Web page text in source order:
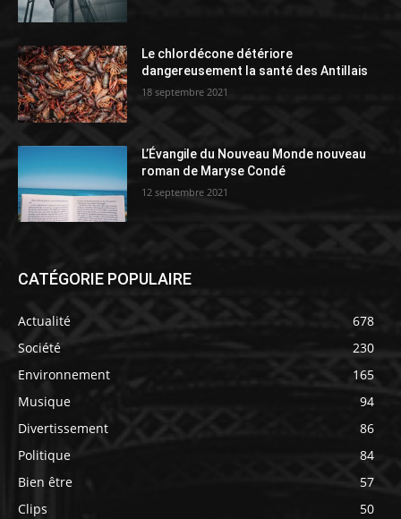
Le chlordécone détériore
dangereusement la santé des Antillais
18 septembre 2021
L’Évangile du Nouveau Monde nouveau
roman de Maryse Condé
12 septembre 2021
CATÉGORIE POPULAIRE
Actualité
678
Société
230
Environnement
165
Musique
94
Divertissement
86
Politique
84
Bien être
57
Clips
50